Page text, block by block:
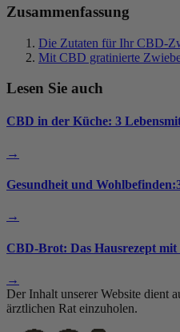
Zusammenfassung
Die Zutaten für Ihr CBD-
Mit CBD gratinierte
Lesen Sie auch
CBD in der Küche: 3
→
Gesundheit und
→
CBD-Brot: Das Hausrezept mit
→
Der Inhalt unserer Website dient
ärztlichen Rat einzuholen.